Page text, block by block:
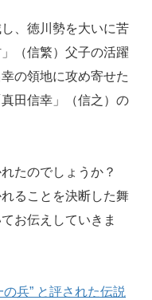
、徳川勢を大いに苦
（信繁）父子の活躍
の領地に攻め寄せた
田信幸」（信之）の
たのでしょうか？
ることを決断した舞
お伝えしていきま
兵” と評された伝説